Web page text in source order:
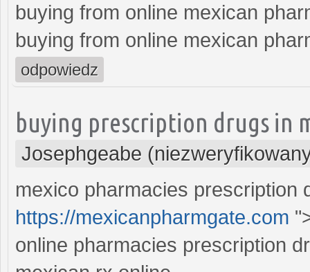
buying from online mexican
buying from online mexican
odpowiedz
buying prescription drugs in
Josephgeabe
mexico pharmacies prescription
https://mexicanpharmgate.com
online pharmacies prescription